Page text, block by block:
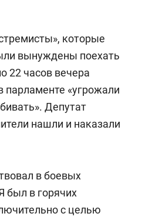
которые
вынуждены поехать
22 часов вечера
«угрожали
Депутат
нашли и наказали
в боевых
был в горячих
с целью